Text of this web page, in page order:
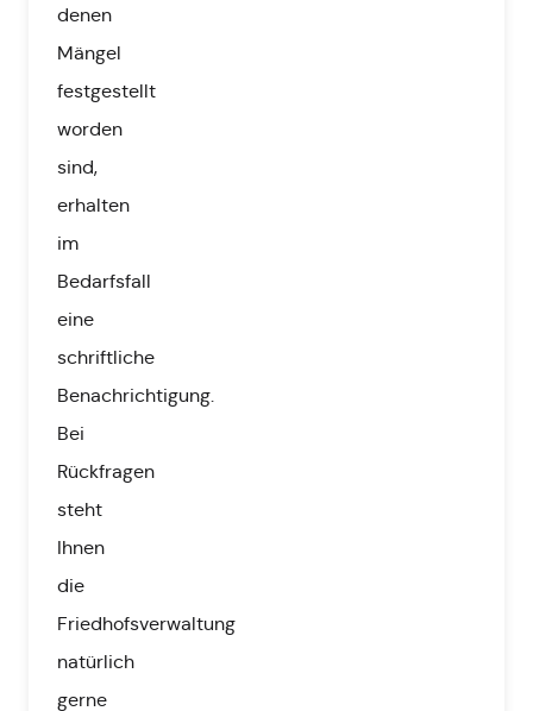
denen
Mängel
festgestellt
worden
sind,
erhalten
im
Bedarfsfall
eine
schriftliche
Benachrichtigung.
Bei
Rückfragen
steht
Ihnen
die
Friedhofsverwaltung
natürlich
gerne